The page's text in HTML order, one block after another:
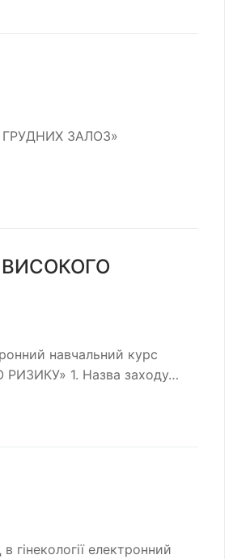
ЗАЛОЗ»
ВИСОКОГО
навчальний курс
1. Назва заходу…
електронний